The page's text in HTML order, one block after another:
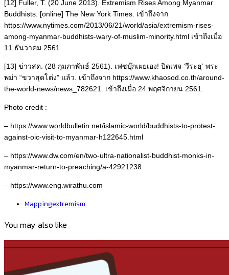
[12] Fuller, T. (20 June 2013). Extremism Rises Among Myanmar
Buddhists. [online] The New York Times. เข้าถึงจาก
https://www.nytimes.com/2013/06/21/world/asia/extremism-rises-
among-myanmar-buddhists-wary-of-muslim-minority.html เข้าถึงเมื่อ
11 ธันวาคม 2561.
[13] ข่าวสด. (28 กุมภาพันธ์ 2561). เฟซบุ๊กเผยเอง! ปิดเพจ ‘วีระธุ’ พระ
พม่า “ขวาสุดโต่ง” แล้ว. เข้าถึงจาก https://www.khaosod.co.th/around-
the-world-news/news_782621. เข้าถึงเมื่อ 24 พฤศจิกายน 2561.
Photo credit :
– https://www.worldbulletin.net/islamic-world/buddhists-to-protest-
against-oic-visit-to-myanmar-h122645.html
– https://www.dw.com/en/two-ultra-nationalist-buddhist-monks-in-
myanmar-return-to-preaching/a-42921238
– https://www.eng.wirathu.com
Mappingextremism
You may also like